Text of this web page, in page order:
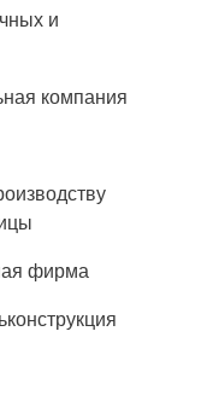
и
компания
фирма